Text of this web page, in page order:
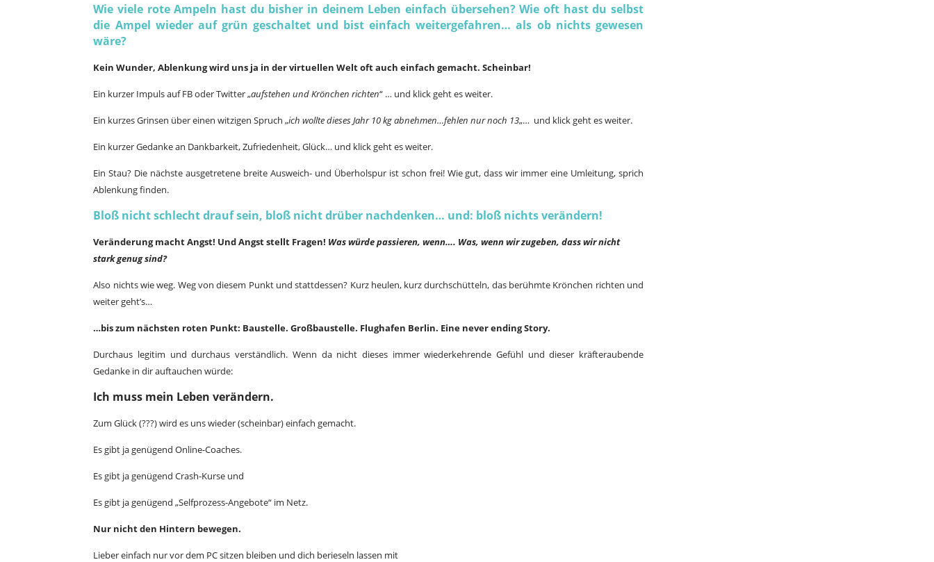
Wie viele rote Ampeln hast du bisher in deinem Leben einfach übersehen? Wie oft hast du selbst
die Ampel wieder auf grün geschaltet und bist einfach weitergefahren… als ob nichts gewesen
wäre?
Kein Wunder, Ablenkung wird uns ja in der virtuellen Welt oft auch einfach gemacht. Scheinbar!
Ein kurzer Impuls auf FB oder Twitter „aufstehen und Krönchen richten“ … und klick geht es weiter.
Ein kurzes Grinsen über einen witzigen Spruch „ich wollte dieses Jahr 10 kg abnehmen…fehlen nur noch 13„… und klick geht es weiter.
Ein kurzer Gedanke an Dankbarkeit, Zufriedenheit, Glück… und klick geht es weiter.
Ein Stau? Die nächste ausgetretene breite Ausweich- und Überholspur ist schon frei! Wie gut, dass wir immer eine Umleitung, sprich
Ablenkung finden.
Bloß nicht schlecht drauf sein, bloß nicht drüber nachdenken… und: bloß nichts verändern!
Veränderung macht Angst! Und Angst stellt Fragen! Was würde passieren, wenn…. Was, wenn wir zugeben, dass wir nicht
stark genug sind?
Also nichts wie weg. Weg von diesem Punkt und stattdessen? Kurz heulen, kurz durchschütteln, das berühmte Krönchen richten und
weiter geht’s…
…bis zum nächsten roten Punkt: Baustelle. Großbaustelle. Flughafen Berlin. Eine never ending Story.
Durchaus legitim und durchaus verständlich. Wenn da nicht dieses immer wiederkehrende Gefühl und dieser kräfteraubende
Gedanke in dir auftauchen würde:
Ich muss mein Leben verändern.
Zum Glück (???) wird es uns wieder (scheinbar) einfach gemacht.
Es gibt ja genügend Online-Coaches.
Es gibt ja genügend Crash-Kurse und
Es gibt ja genügend „Selfprozess-Angebote“ im Netz.
Nur nicht den Hintern bewegen.
Lieber einfach nur vor dem PC sitzen bleiben und dich berieseln lassen mit